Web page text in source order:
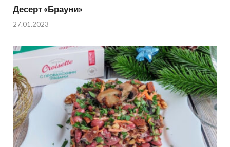
Десерт «Брауни»
27.01.2023